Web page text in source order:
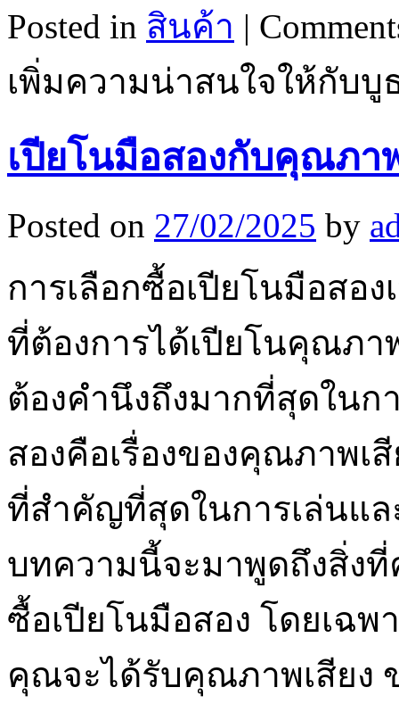
Posted in สินค้า |
เพิ่มความน่าสนใจให้กับ
เปียโนมือสองกับคุณภา
Posted on 27/02/2025 by
การเลือกซื้อเปียโนมือสอ
ที่ต้องการได้เปียโนคุณภ
ต้องคำนึงถึงมากที่สุดในก
สองคือเรื่องของคุณภาพเสี
ที่สำคัญที่สุดในการเล่นแล
บทความนี้จะมาพูดถึงสิ่ง
ซื้อเปียโนมือสอง โดยเฉพ
คุณจะได้รับคุณภาพเสียง